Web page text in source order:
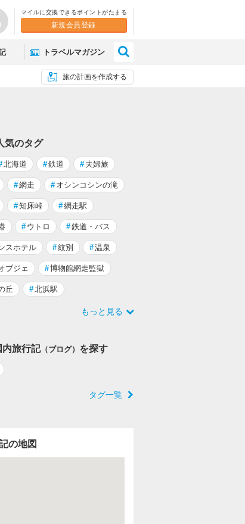
マイルに交換できるポイントがたまる
新規会員登録
トラベルマガジン
旅の計画を作成する
気のタグ
北海道 #鉄道 # 夫婦旅
#網走 # オシンコシンの滝
#知床峠 #網走駅
# ウトロ #鉄道・バス
スホテル #紋別 #温泉
ブジェ #博物館網走監獄
丘 #北浜駅
もっと見る
内旅行記（ブログ） を探す
タグ一覧
の地図